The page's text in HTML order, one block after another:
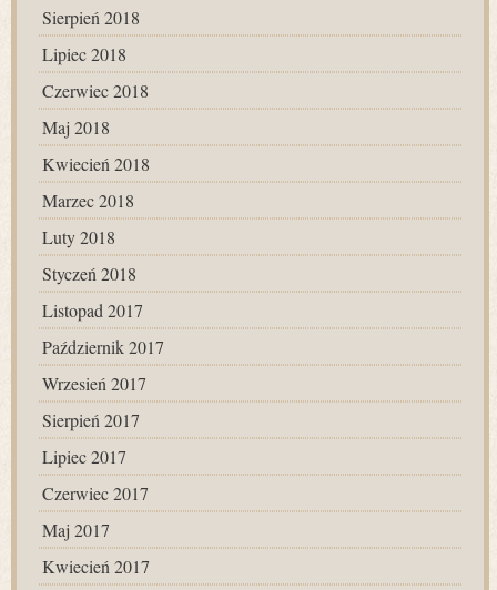
Sierpień 2018
Lipiec 2018
Czerwiec 2018
Maj 2018
Kwiecień 2018
Marzec 2018
Luty 2018
Styczeń 2018
Listopad 2017
Październik 2017
Wrzesień 2017
Sierpień 2017
Lipiec 2017
Czerwiec 2017
Maj 2017
Kwiecień 2017